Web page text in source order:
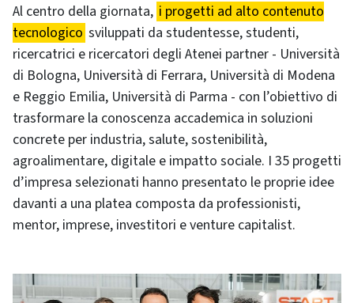
Al centro della giornata, i progetti ad alto contenuto
tecnologico sviluppati da studentesse, studenti,
ricercatrici e ricercatori degli Atenei partner - Università
di Bologna, Università di Ferrara, Università di Modena
e Reggio Emilia, Università di Parma - con l’obiettivo di
trasformare la conoscenza accademica in soluzioni
concrete per industria, salute, sostenibilità,
agroalimentare, digitale e impatto sociale. I 35 progetti
d’impresa selezionati hanno presentato le proprie idee
davanti a una platea composta da professionisti,
mentor, imprese, investitori e venture capitalist.